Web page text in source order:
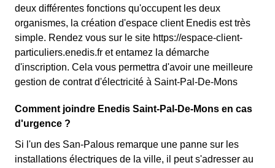
deux différentes fonctions qu'occupent les deux
organismes, la création d'espace client Enedis est très
simple. Rendez vous sur le site https://espace-client-
particuliers.enedis.fr et entamez la démarche
d'inscription. Cela vous permettra d'avoir une meilleure
gestion de contrat d'électricité à Saint-Pal-De-Mons
Comment joindre Enedis Saint-Pal-De-Mons en cas
d'urgence ?
Si l'un des San-Palous remarque une panne sur les
installations électriques de la ville, il peut s'adresser au